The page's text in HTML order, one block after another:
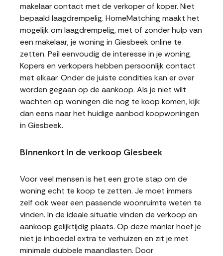
makelaar contact met de verkoper of koper. Niet
bepaald laagdrempelig. HomeMatching maakt het
mogelijk om laagdrempelig, met of zonder hulp van
een makelaar, je woning in Giesbeek online te
zetten. Peil eenvoudig de interesse in je woning.
Kopers en verkopers hebben persoonlijk contact
met elkaar. Onder de juiste condities kan er over
worden gegaan op de aankoop. Als je niet wilt
wachten op woningen die nog te koop komen, kijk
dan eens naar het huidige aanbod koopwoningen
in Giesbeek.
Binnenkort in de verkoop Giesbeek
Voor veel mensen is het een grote stap om de
woning echt te koop te zetten. Je moet immers
zelf ook weer een passende woonruimte weten te
vinden. In de ideale situatie vinden de verkoop en
aankoop gelijktijdig plaats. Op deze manier hoef je
niet je inboedel extra te verhuizen en zit je met
minimale dubbele maandlasten. Door